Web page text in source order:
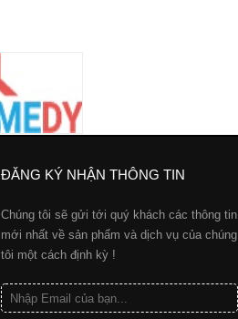
ĐĂNG KÝ NHẬN THÔNG TIN
Chúng tôi sẽ gửi tới quý khách các thông tin
mới nhất về sản phẩm và dịch vụ của chúng
tôi một cách định kỳ !